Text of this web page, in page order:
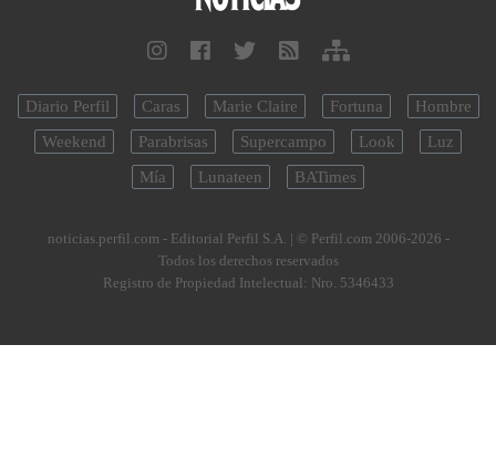
Diario Perfil Caras Marie Claire Fortuna
Hombre
Weekend
Parabrisas Supercampo Look
Luz
Mía
Lunateen BATimes
noticias.perfil.com - Editorial Perfil S.A. | © Perfil.com 2006-2026 -
Todos los derechos reservados
Registro de Propiedad Intelectual: Nro. 5346433